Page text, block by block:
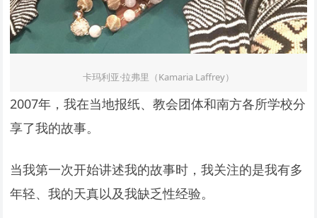
卡玛利亚·拉弗里（Kamaria Laffrey）
2007年，我在当地报纸、教会团体和南方各所学校分
享了我的故事。
当我第一次开始讲述我的故事时，我关注的是我有多
年轻、我的天真以及我缺乏性经验。